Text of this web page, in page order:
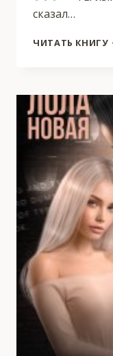
сказал…
ЧИТАТЬ КНИГУ